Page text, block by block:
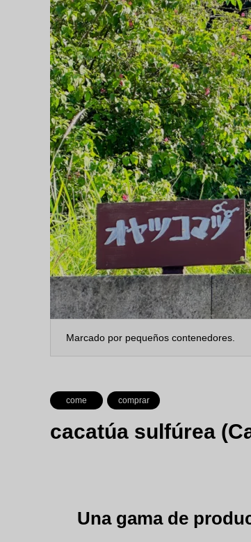
Marcado por pequeños contenedores.
come comprar
cacatúa sulfúrea
Una gama de